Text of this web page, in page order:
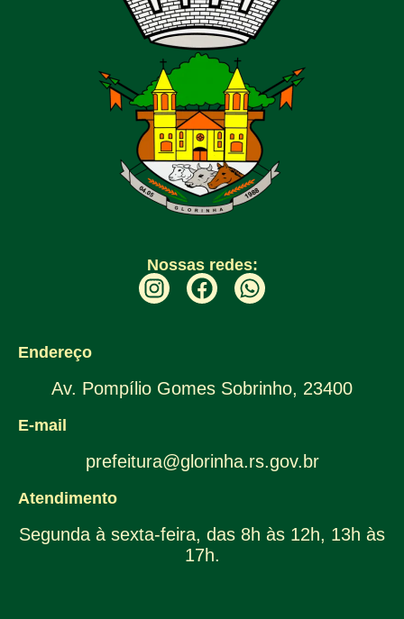
Nossas redes:
Endereço
Av. Pompílio Gomes Sobrinho, 23400
E-mail
prefeitura@glorinha.rs.gov.br
Atendimento
Segunda à sexta-feira, das 8h às 12h, 13h às
17h.